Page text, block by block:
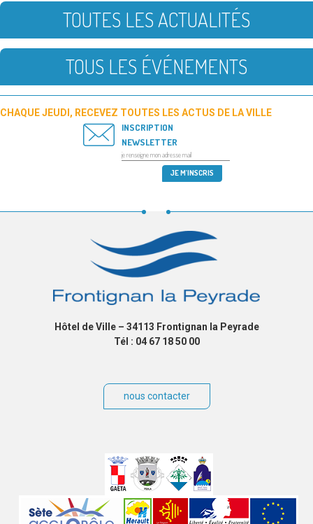
TOUTES LES ACTUALITÉS
TOUS LES ÉVÉNEMENTS
CHAQUE JEUDI, RECEVEZ TOUTES LES ACTUS DE LA VILLE
INSCRIPTION
NEWSLETTER
Hôtel de Ville – 34113 Frontignan la Peyrade
Tél : 04 67 18 50 00
nous contacter
partenaires